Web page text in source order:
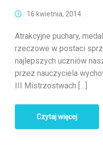
16 kwietnia, 2014
Atrakcyjne puchary,
rzeczowe w postaci
najlepszych uczniów
przez nauczyciela
III Mistrzostwach […]
Czytaj więcej